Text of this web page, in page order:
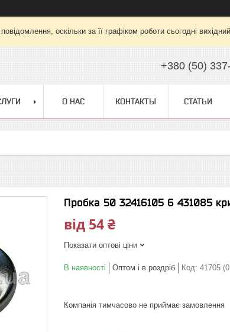
оскільки за її графіком роботи сьогодні
+380 (50)
О НАС КОНТАКТЫ СТАТЬИ
Пробка 50 32416105 6 431085
від 54 ₴
Показати оптові ціни
В наявності Оптом і в роздріб Код: 41705
Компанія тимчасово не приймає замовлення